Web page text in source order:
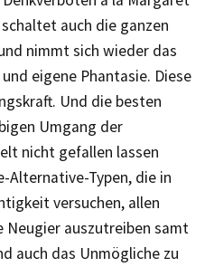
auch die ganzen
nimmt sich wieder das
eigene Phantasie. Diese
Und die besten
Umgang der
nicht gefallen lassen
Alternative-Typen, die in
versuchen, allen
Neugier auszutreiben samt
auch das Unmögliche zu